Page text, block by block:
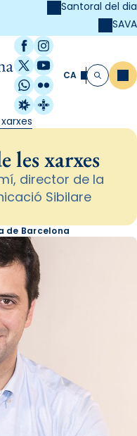
Santoral del dia
SAVA
Facebook
Instagram
X / Twitter
YouTube
WhatsApp
Flickr
Radio Estel
Catalunya
CA Cerca
les xarxes
director de la
Sibilare
de Barcelona